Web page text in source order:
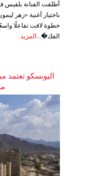
أطلقت الفنانة بلقيس
باختيار أغنية «زهر
خطوة لاقت تفاعلًا
الفك�... المزيد
اليونسكو تعتمد